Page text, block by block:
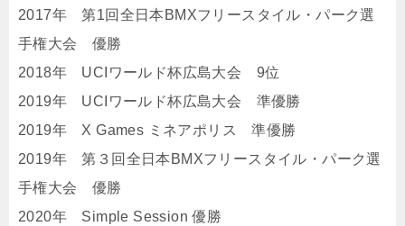
2017年 第1回全日本BMXフリースタイル・パーク選
手権大会 優勝
2018年 UCIワールド杯広島大会 9位
2019年 UCIワールド杯広島大会 準優勝
2019年 X Games ミネアポリス 準優勝
2019年 第３回全日本BMXフリースタイル・パーク選
手権大会 優勝
2020年 Simple Session 優勝